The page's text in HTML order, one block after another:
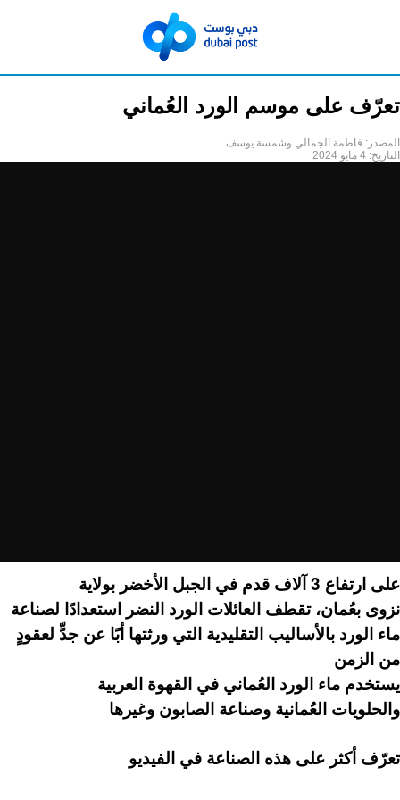
تعرّف على موسم الورد العُماني
المصدر: فاطمة الجمالي وشمسة يوسف
التاريخ: 4 مايو 2024
على ارتفاع 3 آلاف قدم في الجبل الأخضر بولاية
نزوى بعُمان، تقطف العائلات الورد النضر استعدادًا لصناعة
ماء الورد بالأساليب التقليدية التي ورثتها أبًا عن جدٍّ لعقودٍ
من الزمن
يستخدم ماء الورد العُماني في القهوة العربية
والحلويات العُمانية وصناعة الصابون وغيرها
تعرّف أكثر على هذه الصناعة في الفيديو